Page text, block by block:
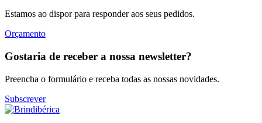
Estamos ao dispor para responder aos seus pedidos.
Orçamento
Gostaria de receber a nossa newsletter?
Preencha o formulário e receba todas as nossas novidades.
Subscrever